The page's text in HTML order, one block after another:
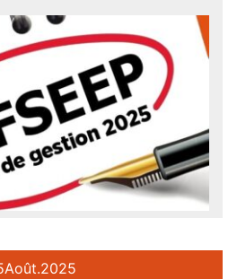
Août.2025